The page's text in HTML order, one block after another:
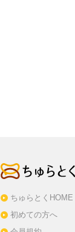
ちゅらとくHOME
初めての方へ